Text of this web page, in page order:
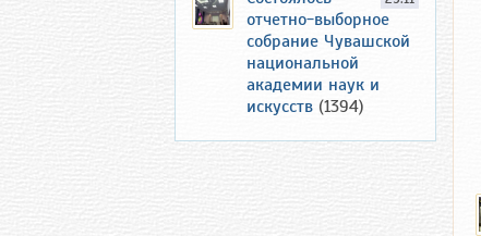
отчетно-выборное
собрание Чувашской
национальной
академии наук и
искусств (1394)